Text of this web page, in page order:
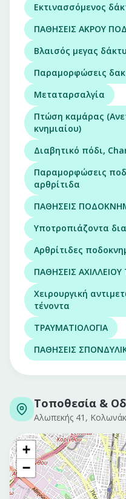
Εκτινασσόμενος
ΠΑΘΗΣΕΙΣ ΑΚΡΟΥ
Βλαισός μεγας
Παραμορφώσεις
Μεταταρσαλγία
Πτώση καμάρας
κνημιαίου)
Διαβητικό πόδι,
Παραμορφώσεις
αρθρίτιδα
ΠΑΘΗΣΕΙΣ
Υποτροπιάζοντα
Αρθρίτιδες
ΠΑΘΗΣΕΙΣ
Χειρουργική
τένοντα
ΤΡΑΥΜΑΤΙΟΛΟΓΙΑ
ΠΑΘΗΣΕΙΣ
Τοποθεσία &
Αλωπεκής 41,
+
−